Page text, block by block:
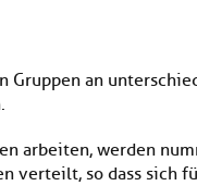
Gruppen an
arbeiten, werden
verteilt, so dass sich